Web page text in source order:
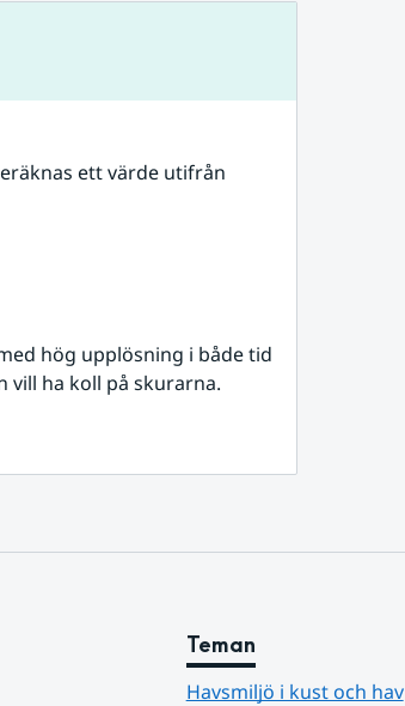
ett värde utifrån
hög upplösning i både tid
vill ha koll på skurarna.
Teman
Havsmiljö i kust och hav